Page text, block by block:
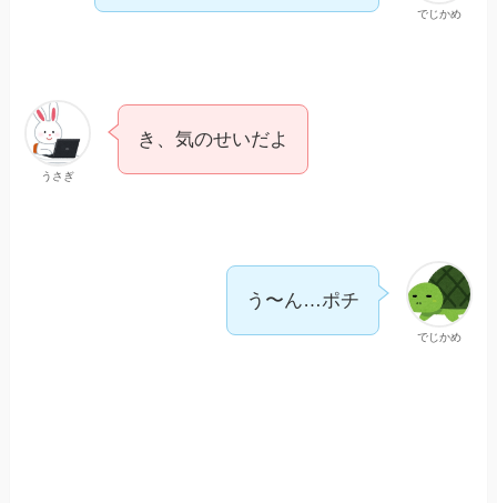
でじかめ
うさぎ
き、気のせいだよ
でじかめ
う〜ん…ポチ